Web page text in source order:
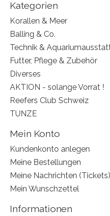
Kategorien
Korallen & Meer
Balling & Co.
Technik &
Futter, Pflege & Zubehör
Diverses
AKTION - solange Vorrat !
Reefers Club Schweiz
TUNZE
Mein Konto
Kundenkonto anlegen
Meine Bestellungen
Meine Nachrichten (Tickets)
Mein Wunschzettel
Informationen